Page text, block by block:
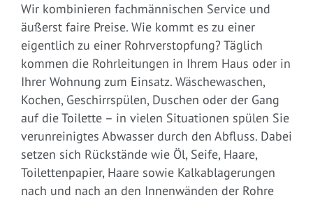
Wir kombinieren fachmännischen Service und
äußerst faire Preise. Wie kommt es zu einer
eigentlich zu einer Rohrverstopfung? Täglich
kommen die Rohrleitungen in Ihrem Haus oder in
Ihrer Wohnung zum Einsatz. Wäschewaschen,
Kochen, Geschirrspülen, Duschen oder der Gang
auf die Toilette – in vielen Situationen spülen Sie
verunreinigtes Abwasser durch den Abfluss. Dabei
setzen sich Rückstände wie Öl, Seife, Haare,
Toilettenpapier, Haare sowie Kalkablagerungen
nach und nach an den Innenwänden der Rohre